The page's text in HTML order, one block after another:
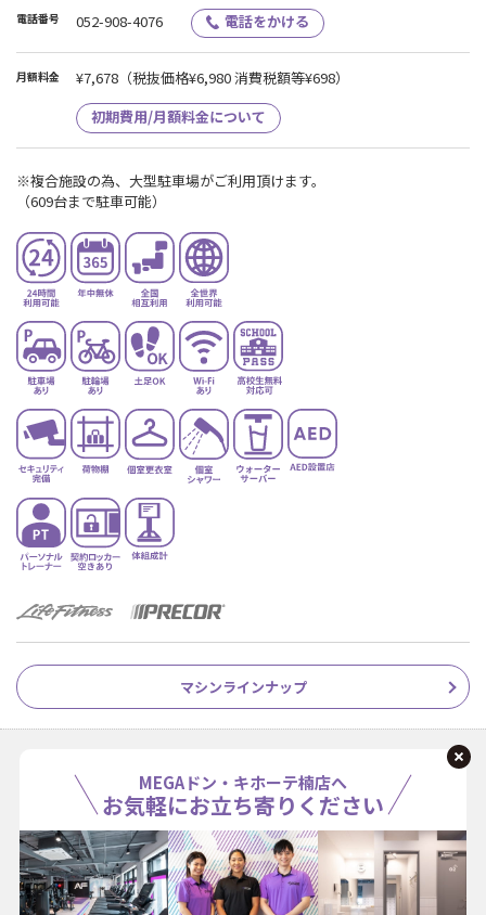
電話番号 052-908-4076 電話をかける
月額料金 ¥7,678 （税抜価格¥6,980 消費税額等¥698）
初期費用/月額料金について
※複合施設の為、大型駐車場がご利用頂けます。
（609台まで駐車可能）
マシンラインナップ
MEGAドン・キホーテ楠店へ
お気軽にお立ち寄りください